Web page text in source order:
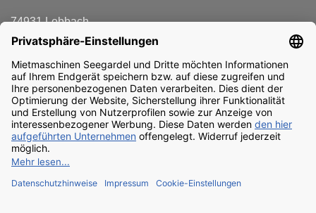
74931 Lobbach